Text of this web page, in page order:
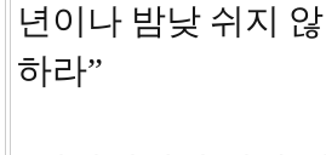
년이나 밤낮 쉬지
하라”